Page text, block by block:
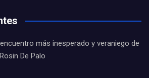
más inesperado y veraniego de
De Palo